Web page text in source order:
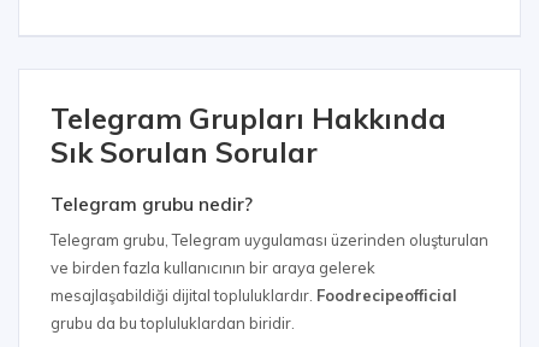
Telegram Grupları Hakkında
Sık Sorulan Sorular
Telegram grubu nedir?
Telegram grubu, Telegram uygulaması üzerinden oluşturulan
ve birden fazla kullanıcının bir araya gelerek
mesajlaşabildiği dijital topluluklardır. Foodrecipeofficial
grubu da bu topluluklardan biridir.